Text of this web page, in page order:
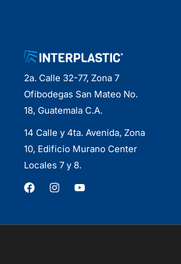
2a. Calle 32-77, Zona 7
Ofibodegas San Mateo No.
18, Guatemala C.A.
14 Calle y 4ta. Avenida, Zona
10, Edificio Murano Center
Locales 7 y 8.